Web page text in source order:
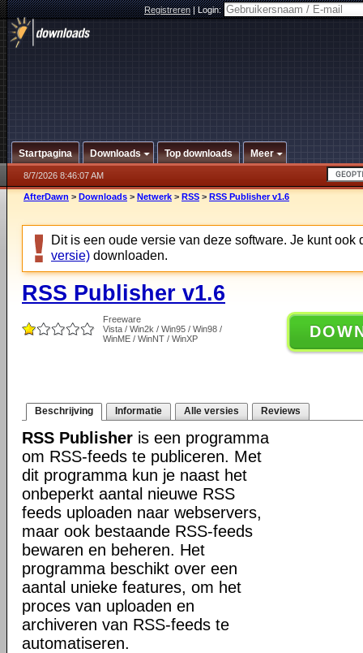
Registreren|Login:
Startpagina Downloads Top downloads Meer
8/7/2026 8:46:07 AM
AfterDawn > Downloads > Netwerk > RSS > RSS Publisher v1.6
Dit is een oude versie van deze software. Je kunt ook
versie) downloaden.
RSS Publisher v1.6
Freeware
Vista / Win2k / Win95 / Win98 /
WinME / WinNT / WinXP
Beschrijving Informatie Alle versies Reviews
RSS Publisher is een programma
om RSS-feeds te publiceren. Met
dit programma kun je naast het
onbeperkt aantal nieuwe RSS
feeds uploaden naar webservers,
maar ook bestaande RSS-feeds
bewaren en beheren. Het
programma beschikt over een
aantal unieke features, om het
proces van uploaden en
archiveren van RSS-feeds te
automatiseren.